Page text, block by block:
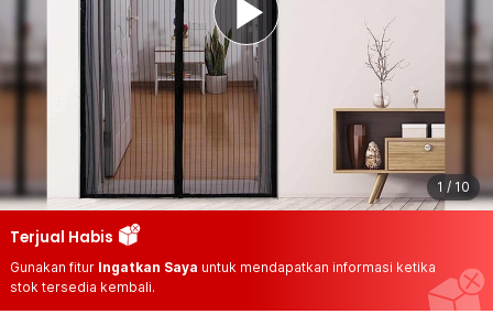
1 / 10
Terjual Habis
Gunakan fitur Ingatkan Saya untuk mendapatkan informasi ketika
stok tersedia kembali.